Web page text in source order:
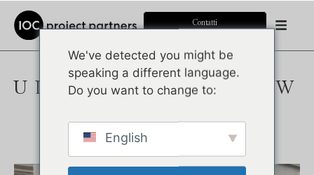
Contatti
ULTRALIGHT - NEW
Pubblicato il: 6 ottobre 2025
We've detected you might be
speaking a different language.
Do you want to change to:
English